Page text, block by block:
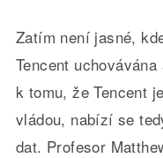
Zatím není jasné,
Tencent
k tomu, že Tencent
vládou, nabízí se
dat. Profesor